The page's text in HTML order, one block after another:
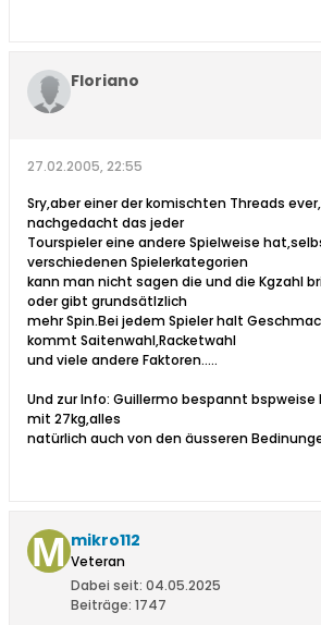
Floriano
27.02.2005, 22:55
Sry,aber einer der komischten Threads
nachgedacht das jeder
Tourspieler eine andere Spielweise
verschiedenen Spielerkategorien
kann man nicht sagen die und die Kgzahl
oder gibt grundsätlzlich
mehr Spin.Bei jedem Spieler halt
kommt Saitenwahl,Racketwahl
und viele andere Faktoren.....
Und zur Info: Guillermo bespannt bspweise
mit 27kg,alles
natürlich auch von den äusseren
mikro112
Veteran
Dabei seit: 04.05.2025
Beiträge: 1747